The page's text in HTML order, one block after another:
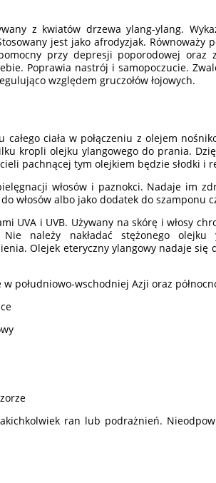
z kwiatów drzewa ylang-ylang.
jest jako afrodyzjak. Równoważy
przy depresji poporodowej oraz
Poprawia nastrój i samopoczucie.
względem gruczołów łojowych.
ciała w połączeniu z olejem
kropli olejku ylangowego do prania.
pachnącej tym olejkiem będzie słodki i
włosów i paznokci. Nadaje im
włosów albo jako dodatek do szamponu
UVA i UVB. Używany na skórę i włosy
Nie należy nakładać stężonego
Olejek eteryczny ylangowy nadaje się
południowo-wschodniej Azji oraz
ran lub podrażnień.